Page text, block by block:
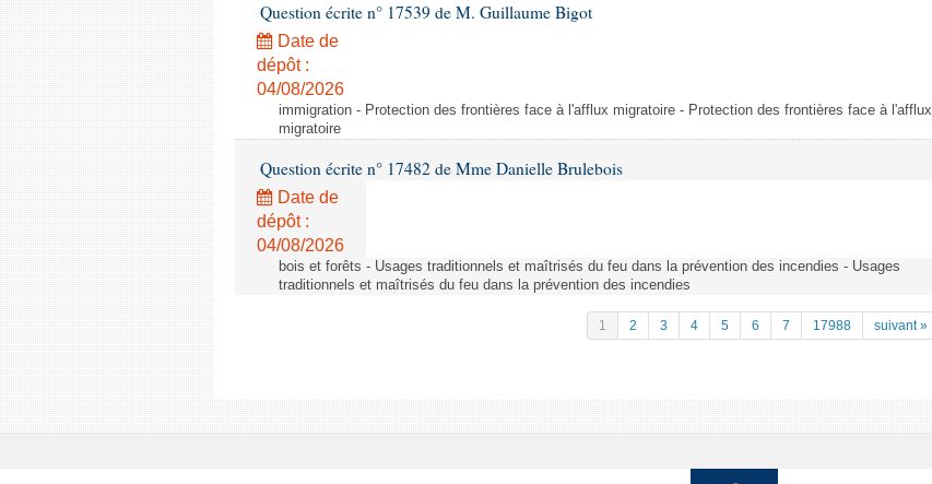
Question écrite n° 17539 de M. Guillaume Bigot
Date de
dépôt :
04/08/2026
immigration - Protection des frontières face à l'afflux migratoire - Protection des frontières face à l'afflux
migratoire
Question écrite n° 17482 de Mme Danielle Brulebois
Date de
dépôt :
04/08/2026
bois et forêts - Usages traditionnels et maîtrisés du feu dans la prévention des incendies - Usages
traditionnels et maîtrisés du feu dans la prévention des incendies
1 2 3 4 5 6 7 17988 suivant »